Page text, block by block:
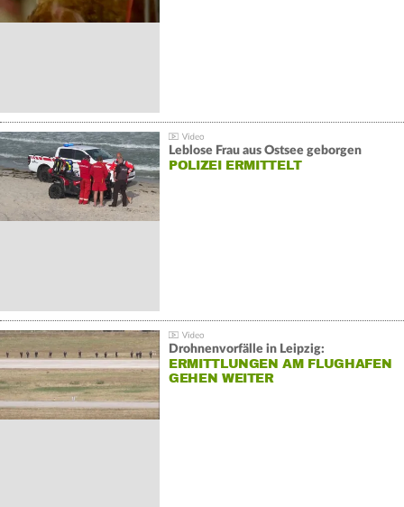
Leblose Frau aus Ostsee geborgen
POLIZEI ERMITTELT
Drohnenvorfälle in Leipzig:
ERMITTLUNGEN AM FLUGHAFEN
GEHEN WEITER